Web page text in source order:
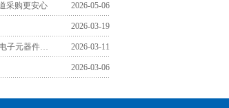
采购更安心 2026-05-06
2026-03-19
认准TDK原厂授权一级代理，筑牢电子元器件采购品质防线 2026-03-11
2026-03-06